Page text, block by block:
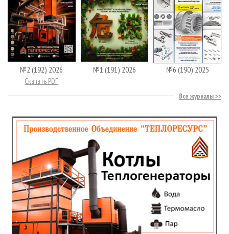
№2 (192) 2026
Скачать PDF
№1 (191) 2026 №6 (190) 2025
Все журналы